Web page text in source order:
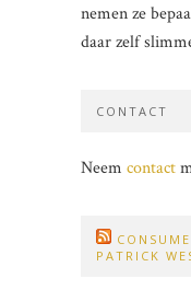
nemen ze
daar zelf
CONTACT
Neem contact
PATRICK